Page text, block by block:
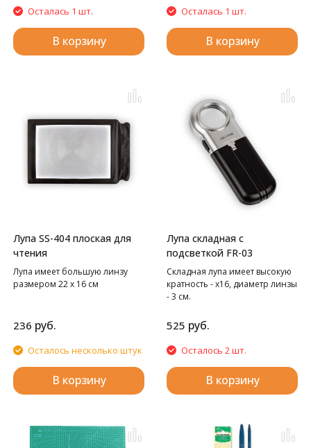
Осталась 1 шт.
В корзину
Осталась 1 шт.
В корзину
Лупа SS-404 плоская для
чтения
Лупа имеет большую линзу
размером 22 х 16 см
236 руб.
Осталось несколько штук
В корзину
Лупа складная с
подсветкой FR-03
Складная лупа имеет высокую
кратность - x16, диаметр линзы
- 3 см.
525 руб.
Осталось 2 шт.
В корзину